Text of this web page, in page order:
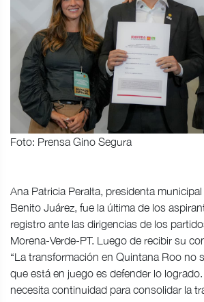
Foto: Prensa Gino Segura
Ana Patricia Peralta, presidenta
Benito Juárez, fue la última de los
registro ante las dirigencias de los
Morena-Verde-PT. Luego de recibir su
“La transformación en Quintana Roo no
que está en juego es defender lo
necesita continuidad para consolidar la